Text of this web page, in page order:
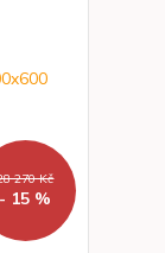
270 Kč
- 15 %